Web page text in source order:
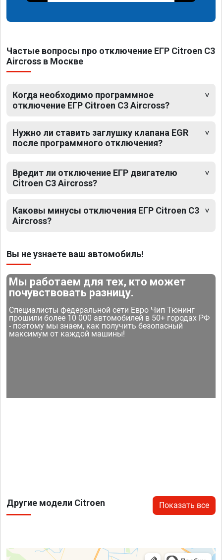
Частые вопросы про отключение ЕГР Citroen C3
Aircross в Москве
Когда необходимо программное
отключение ЕГР Citroen C3 Aircross?
Нужно ли ставить заглушку клапана EGR
после программного отключения?
Вредит ли отключение ЕГР двигателю
Citroen C3 Aircross?
Каковы минусы отключения ЕГР Citroen C3
Aircross?
Вы не узнаете ваш автомобиль!
Мы работаем для тех, кто может
почувствовать разницу.
Специалисты федеральной сети Евро Чип Тюнинг
прошили более 10 000 автомобилей в 50+ городах РФ
- поэтому мы знаем, как получить безопасный
максимум от каждой машины!
Другие модели Citroen Показать все